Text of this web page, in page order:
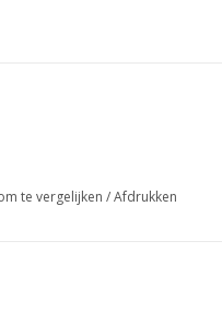
te vergelijken /Afdrukken